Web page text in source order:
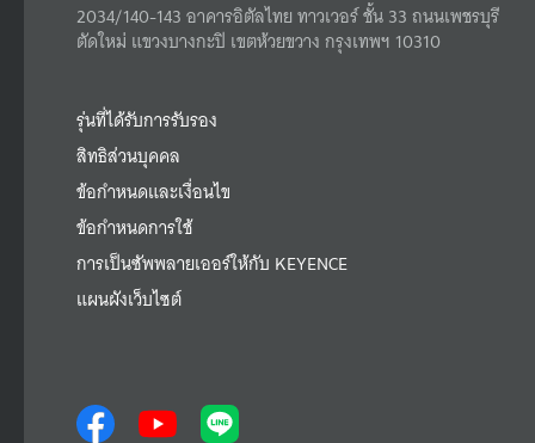
2034/140-143 อาคารอิตัลไทย ทาวเวอร์ ชั้น 33 ถนนเพชรบุรี
ตัดใหม่ แขวงบางกะปิ เขตห้วยขวาง กรุงเทพฯ 10310
รุ่นที่ได้รับการรับรอง
สิทธิส่วนบุคคล
ข้อกำหนดและเงื่อนไข
ข้อกำหนดการใช้
การเป็นซัพพลายเออร์ให้กับ KEYENCE
แผนผังเว็บไซต์